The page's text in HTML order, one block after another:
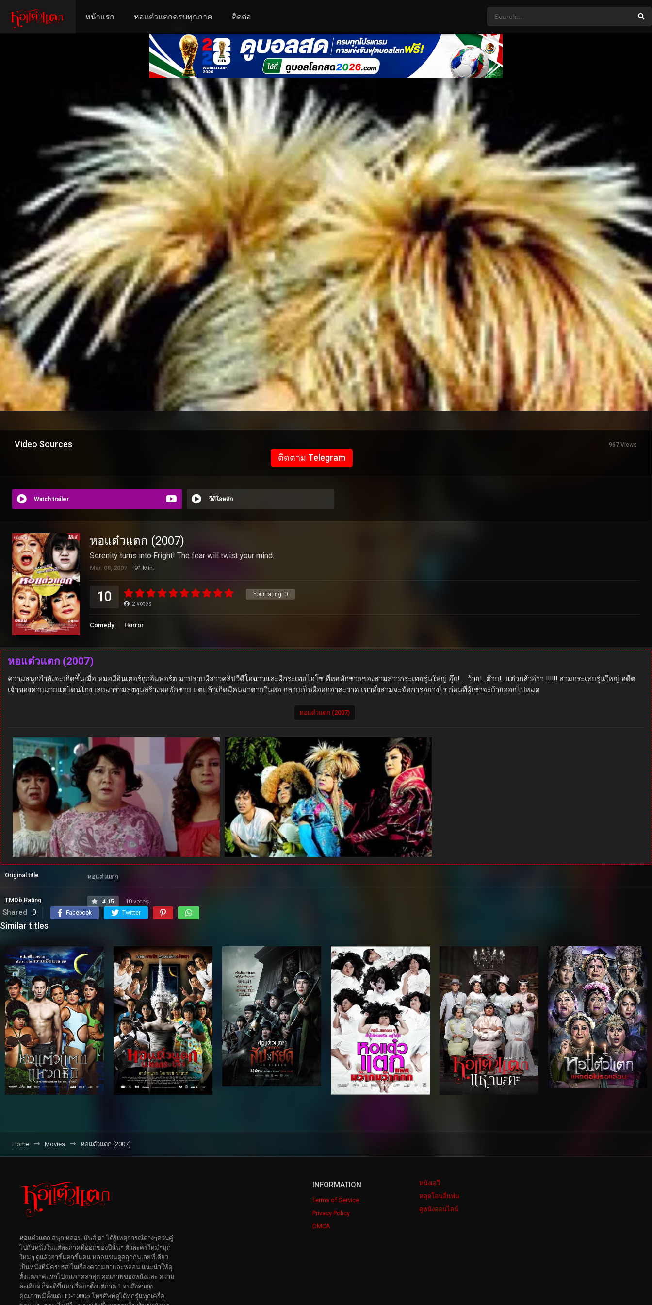
หน้าแรก หอแต๋วแตกครบทุกภาค ติดต่อ
Video Sources 967 Views
ติดตาม Telegram
Watch trailer วีดีโอหลัก
หอแต๋วแตก (2007)
Serenity turns into Fright! The fear will twist your mind.
Mar. 08, 2007 91 Min.
Your rating: 0
10 2 votes
Comedy Horror
หอแต๋วแตก (2007)
ความสนุกกำลังจะเกิดขึ้นเมื่อ หมอผีอินเตอร์ถูกอิมพอร์ต มาปราบผีสาวคลิปวีดีโอฉาวและผีกระเทยไฮโซ ที่หอพักชายของสามสาวกระเทยรุ่นใหญ่ อุ๊ย! … ว้าย!…ต๊าย!…แต๋วกลัวฮ่าา !!!!!! สามกระเทยรุ่นใหญ่ อดีต
เจ้าของค่ายมวยแต่โดนโกง เลยมาร่วมลงทุนสร้างหอพักชาย แต่แล้วเกิดมีคนมาตายในหอ กลายเป็นผีออกอาละวาด เขาทั้งสามจะจัดการอย่างไร ก่อนที่ผู้เช่าจะย้ายออกไปหมด
หอแต๋วแตก (2007)
Original title หอแต๋วแตก
TMDb Rating 4.15 10 votes
Shared 0 Facebook Twitter
Similar titles
Home Movies หอแต๋วแตก (2007)
INFORMATION
Terms of Service
Privacy Policy
DMCA
หนังเอวี
หลุดโอนลี่แฟน
ดูหนังออนไลน์
หอแต๋วแตก สนุก หลอน มันส์ ฮา ได้รู้เหตุการณ์ต่างๆควบคู่
ไปกับหนังในแต่ละภาคที่ออกของปีนั้นๆ ตัวละครใหม่ๆมุก
ใหม่ๆ ดูแล้วฮาขี้แตกขี้แตน หลอนขนตูดลุกกันเลยที่เดียว
เป็นหนังที่มีครบรส ในเรื่องความฮาและหลอน แนะนำให้ดุ
ตั้งแต่ภาคแรกไปจนภาคล่าสุด คุณภาพของหนังและ ความ
ละเอียด ก็จะดีขึ้นมาเรื่อยๆตั้งแต่ภาค 1 จนถึงล่าสุด
คุณภาพมีตั้งแต่ HD-1080p โทรศัพท์ดูได้ทุกรุ่นทุกเครื่อ